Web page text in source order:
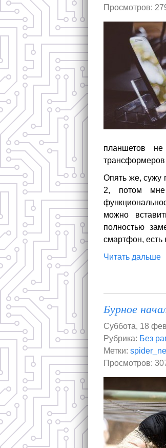
Просмотров:
планшетов
Опять же, сужу
2, потом
можно
полностью
смартфон, есть
Читать дальше
Бурное
Суббота, 18
Рубрика: Без
Метки:
Просмотров: